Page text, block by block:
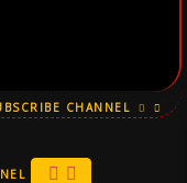
CHANNEL